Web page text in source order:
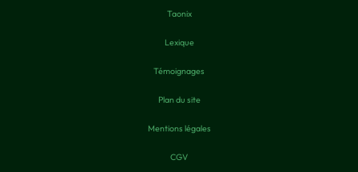
Taonix
Lexique
Témoignages
Plan du site
Mentions légales
CGV